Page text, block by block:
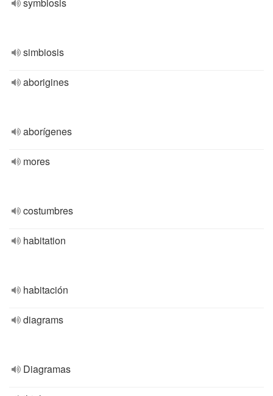
simbiosis
aborigines
aborígenes
mores
costumbres
habitation
habitación
diagrams
Diagramas